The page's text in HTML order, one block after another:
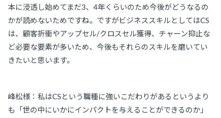
本に浸透し始めてまだ3、4年くらいのため今後がどうなるの
かが読めないためですね。ですがビジネススキルとしてはCS
は、顧客折衝やアップセル/クロスセル獲得、チャーン抑止な
ど必要な要素が多いため、今後もそれらのスキルを磨いてい
きたいと思います。
峰松様：私はCSという職種に強いこだわりがあるというより
も「世の中にいかにインパクトを与えることができるのか」